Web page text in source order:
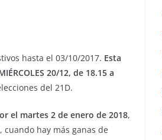
hasta el 03/10/2017. Esta
20/12, de 18.15 a
del 21D.
el martes 2 de enero de 2018,
hay más ganas de